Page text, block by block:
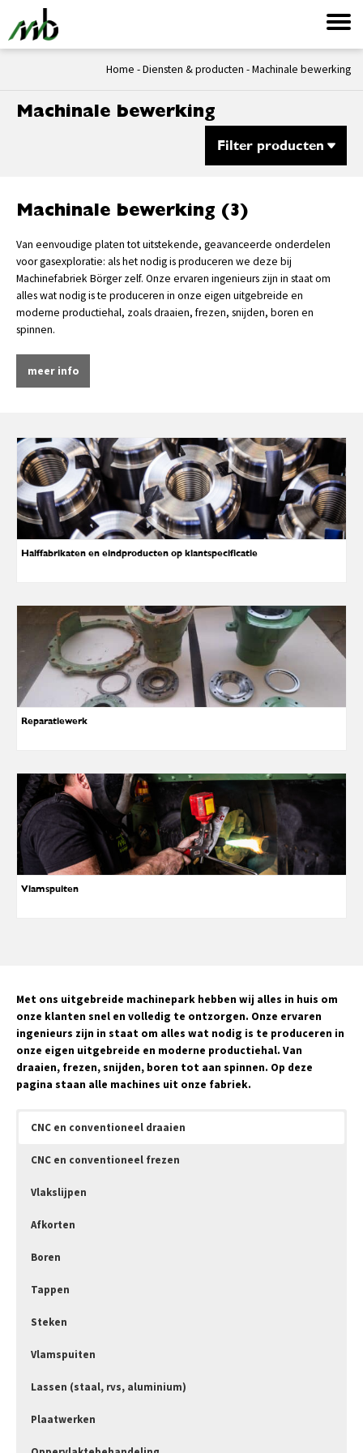
Home -Diensten & producten -Machinale bewerking
Machinale bewerking
Filter producten
Machinale bewerking (3)
Van eenvoudige platen tot uitstekende, geavanceerde onderdelen
voor gasexploratie: als het nodig is produceren we deze bij
Machinefabriek Börger zelf. Onze ervaren ingenieurs zijn in staat om
alles wat nodig is te produceren in onze eigen uitgebreide en
moderne productiehal, zoals draaien, frezen, snijden, boren en
spinnen.
meer info
Halffabrikaten en eindproducten op klantspecificatie
Reparatiewerk
Vlamspuiten
Met ons uitgebreide machinepark hebben wij alles in huis om
onze klanten snel en volledig te ontzorgen. Onze ervaren
ingenieurs zijn in staat om alles wat nodig is te produceren in
onze eigen uitgebreide en moderne productiehal. Van
draaien, frezen, snijden, boren tot aan spinnen. Op deze
pagina staan alle machines uit onze fabriek.
CNC en conventioneel draaien
CNC en conventioneel frezen
Vlakslijpen
Afkorten
Boren
Tappen
Steken
Vlamspuiten
Lassen (staal, rvs, aluminium)
Plaatwerken